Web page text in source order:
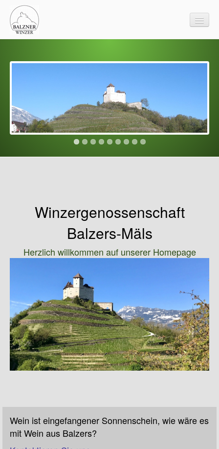
Info
Info für den Winzer
Winzergenossenschaft
Balzers-Mäls
Herzlich willkommen auf unserer Homepage
Wein ist eingefangener Sonnenschein, wie wäre es
mit Wein aus Balzers?